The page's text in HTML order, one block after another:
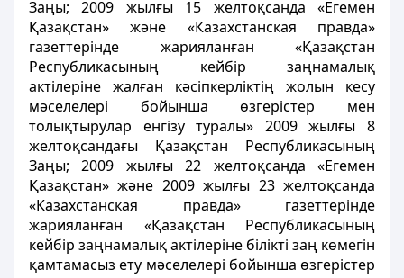
Заңы; 2009 жылғы 15 желтоқсанда «Егемен
Қазақстан» және «Казахстанская правда»
газеттерінде жарияланған «Қазақстан
Республикасының кейбір заңнамалық
актілеріне жалған кәсіпкерліктің жолын кесу
мәселелері бойынша өзгерістер мен
толықтырулар енгізу туралы» 2009 жылғы 8
желтоқсандағы Қазақстан Республикасының
Заңы; 2009 жылғы 22 желтоқсанда «Егемен
Қазақстан» және 2009 жылғы 23 желтоқсанда
«Казахстанская правда» газеттерінде
жарияланған «Қазақстан Республикасының
кейбір заңнамалық актілеріне білікті заң көмегін
қамтамасыз ету мәселелері бойынша өзгерістер